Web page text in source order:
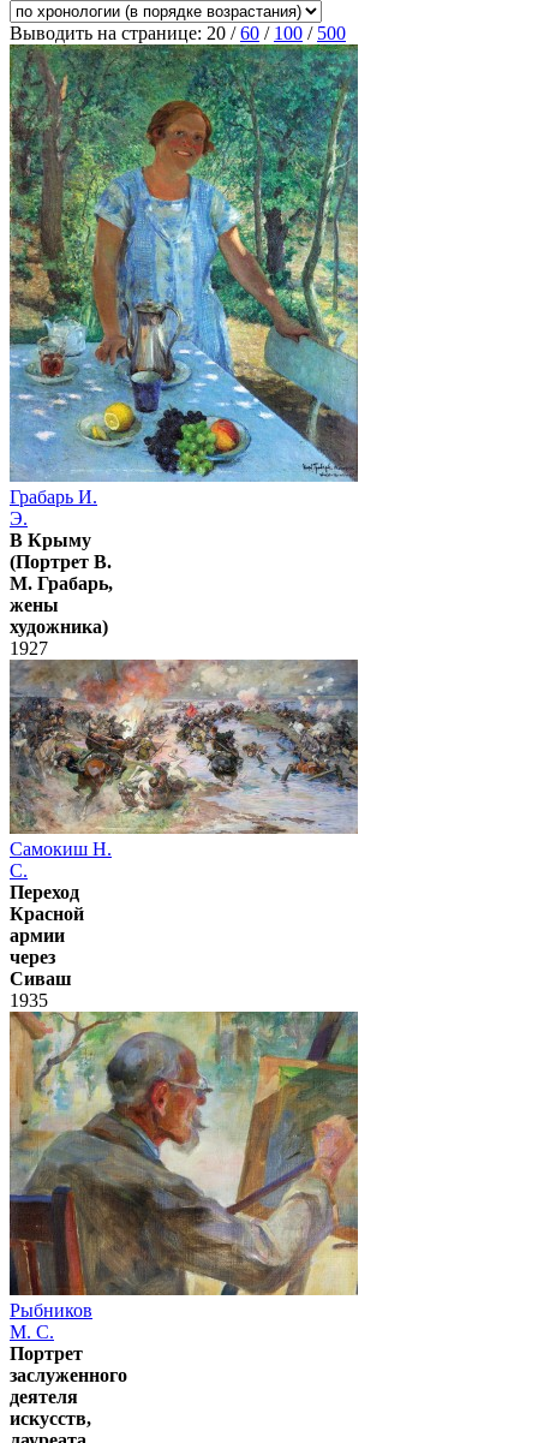
Выводить на странице: 20 /60 / 100 / 500
Грабарь И.
Э.
В Крыму
(Портрет В.
М. Грабарь,
жены
художника)
1927
Самокиш Н.
С.
Переход
Красной
армии
через
Сиваш
1935
Рыбников
М. С.
Портрет
заслуженного
деятеля
искусств,